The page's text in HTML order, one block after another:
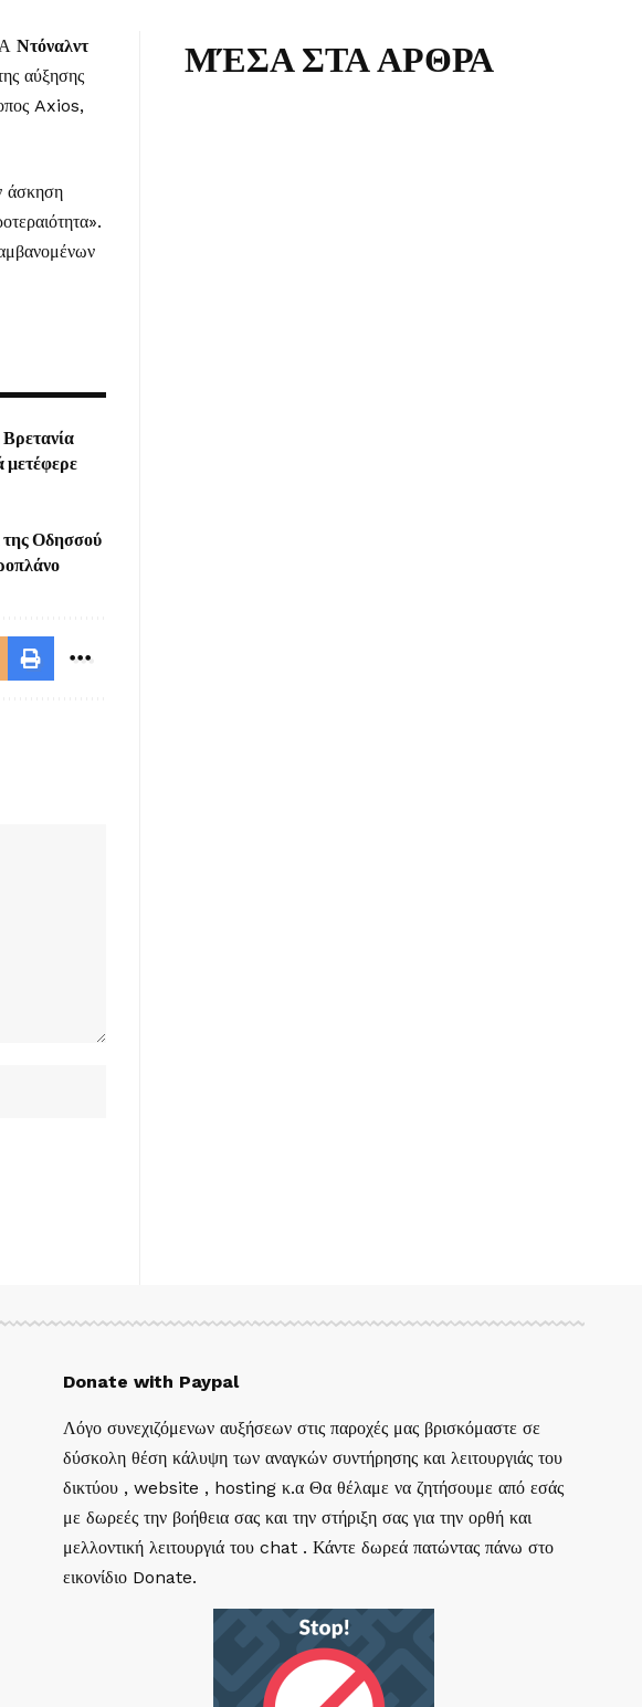
Ντόναλντ
αύξησης
Axios,
άσκηση
της Οδησσού
ΜΈΣΑ ΣΤΑ ΑΡΘΡΑ
Donate with Paypal
Λόγο συνεχιζόμενων αυξήσεων στις παροχές μας βρισκόμαστε σε
δύσκολη θέση κάλυψη των αναγκών συντήρησης και λειτουργιάς του
δικτύου , website , hosting κ.α Θα θέλαμε να ζητήσουμε από εσάς
με δωρεές την βοήθεια σας και την στήριξη σας για την ορθή και
μελλοντική λειτουργιά του chat . Κάντε δωρεά πατώντας πάνω στο
εικονίδιο Donate.